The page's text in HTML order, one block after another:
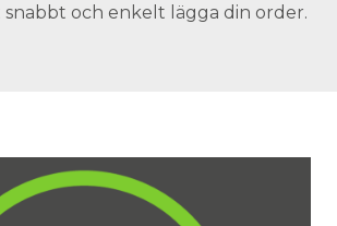
snabbt och enkelt lägga din order.